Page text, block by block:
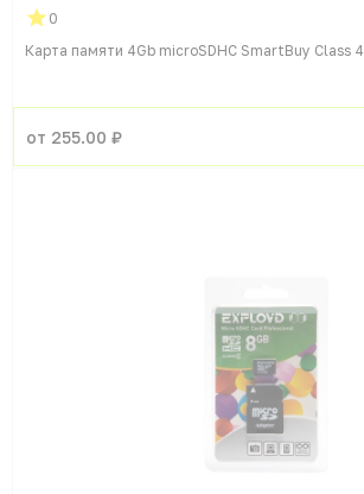
0
Карта памяти 4Gb microSDHC SmartBuy Class 4
от 255.00 ₽